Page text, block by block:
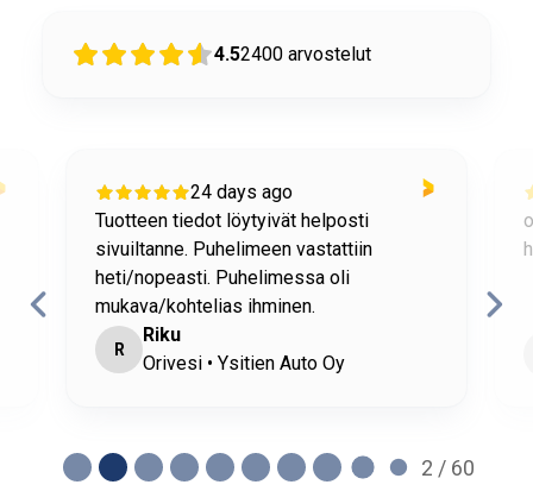
4.52400 arvostelut
24 days ago
Tuotteen tiedot löytyivät helposti
sivuiltanne. Puhelimeen vastattiin
heti/nopeasti. Puhelimessa oli
mukava/kohtelias ihminen.
R
Riku
Orivesi • Ysitien Auto Oy
2 / 60